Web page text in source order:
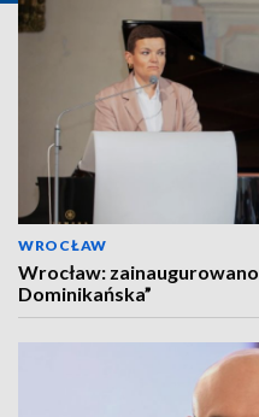
WROCŁAW
Wrocław:
Dominikańska”